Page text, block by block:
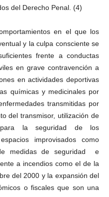
del Derecho Penal. (4)
en el que los
y la culpa consciente se
frente a conductas
en grave contravención a
en actividades deportivas
químicas y medicinales por
transmitidas por
del transmisor, utilización de
para la seguridad de los
improvisados como
medidas de seguridad e
a incendios como el de la
del 2000 y la expansión del
o fiscales que son una